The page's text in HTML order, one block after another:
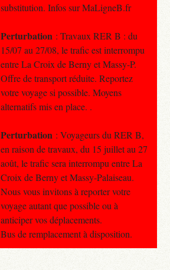
substitution. Infos sur MaLigneB.fr
Perturbation : Travaux RER B : du
15/07 au 27/08, le trafic est interrompu
entre La Croix de Berny et Massy-P.
Offre de transport réduite. Reportez
votre voyage si possible. Moyens
alternatifs mis en place. .
Perturbation : Voyageurs du RER B,
en raison de travaux, du 15 juillet au 27
août, le trafic sera interrompu entre La
Croix de Berny et Massy-Palaiseau.
Nous vous invitons à reporter votre
voyage autant que possible ou à
anticiper vos déplacements.
Bus de remplacement à disposition.